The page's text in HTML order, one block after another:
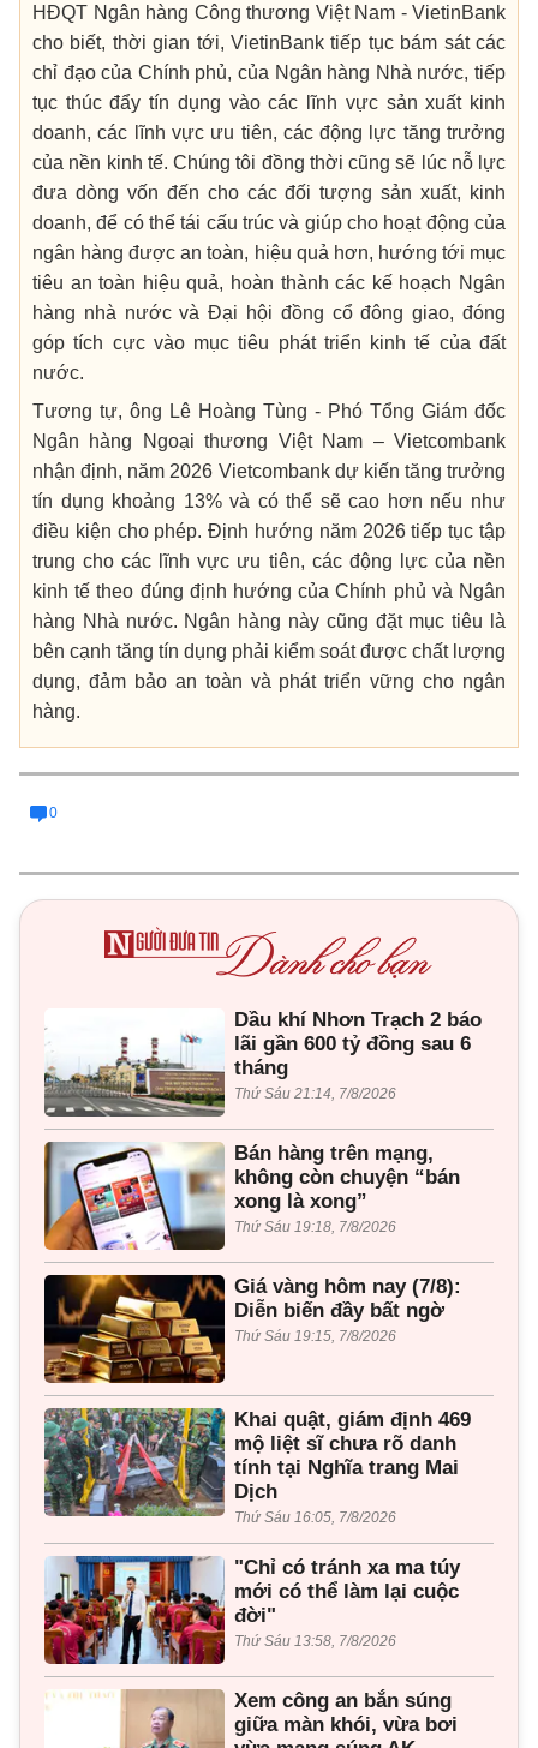
HĐQT Ngân hàng Công thương Việt Nam - VietinBank
cho biết, thời gian tới, VietinBank tiếp tục bám sát các
chỉ đạo của Chính phủ, của Ngân hàng Nhà nước, tiếp
tục thúc đẩy tín dụng vào các lĩnh vực sản xuất kinh
doanh, các lĩnh vực ưu tiên, các động lực tăng trưởng
của nền kinh tế. Chúng tôi đồng thời cũng sẽ lúc nỗ lực
đưa dòng vốn đến cho các đối tượng sản xuất, kinh
doanh, để có thể tái cấu trúc và giúp cho hoạt động của
ngân hàng được an toàn, hiệu quả hơn, hướng tới mục
tiêu an toàn hiệu quả, hoàn thành các kế hoạch Ngân
hàng nhà nước và Đại hội đồng cổ đông giao, đóng
góp tích cực vào mục tiêu phát triển kinh tế của đất
nước.
Tương tự, ông Lê Hoàng Tùng - Phó Tổng Giám đốc
Ngân hàng Ngoại thương Việt Nam – Vietcombank
nhận định, năm 2026 Vietcombank dự kiến tăng trưởng
tín dụng khoảng 13% và có thể sẽ cao hơn nếu như
điều kiện cho phép. Định hướng năm 2026 tiếp tục tập
trung cho các lĩnh vực ưu tiên, các động lực của nền
kinh tế theo đúng định hướng của Chính phủ và Ngân
hàng Nhà nước. Ngân hàng này cũng đặt mục tiêu là
bên cạnh tăng tín dụng phải kiểm soát được chất lượng
dụng, đảm bảo an toàn và phát triển vững cho ngân
hàng.
0
Dầu khí Nhơn Trạch 2 báo
lãi gần 600 tỷ đồng sau 6
tháng
Thứ Sáu 21:14, 7/8/2026
Bán hàng trên mạng,
không còn chuyện “bán
xong là xong”
Thứ Sáu 19:18, 7/8/2026
Giá vàng hôm nay (7/8):
Diễn biến đầy bất ngờ
Thứ Sáu 19:15, 7/8/2026
Khai quật, giám định 469
mộ liệt sĩ chưa rõ danh
tính tại Nghĩa trang Mai
Dịch
Thứ Sáu 16:05, 7/8/2026
"Chỉ có tránh xa ma túy
mới có thể làm lại cuộc
đời"
Thứ Sáu 13:58, 7/8/2026
Xem công an bắn súng
giữa màn khói, vừa bơi